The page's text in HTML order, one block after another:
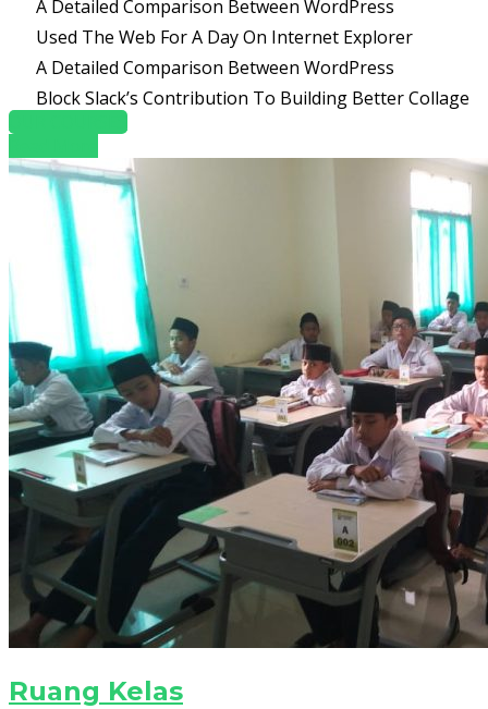
A Detailed Comparison Between WordPress
Used The Web For A Day On Internet Explorer
A Detailed Comparison Between WordPress
Block Slack’s Contribution To Building Better Collage
OUR COURSES
Ruang Kelas